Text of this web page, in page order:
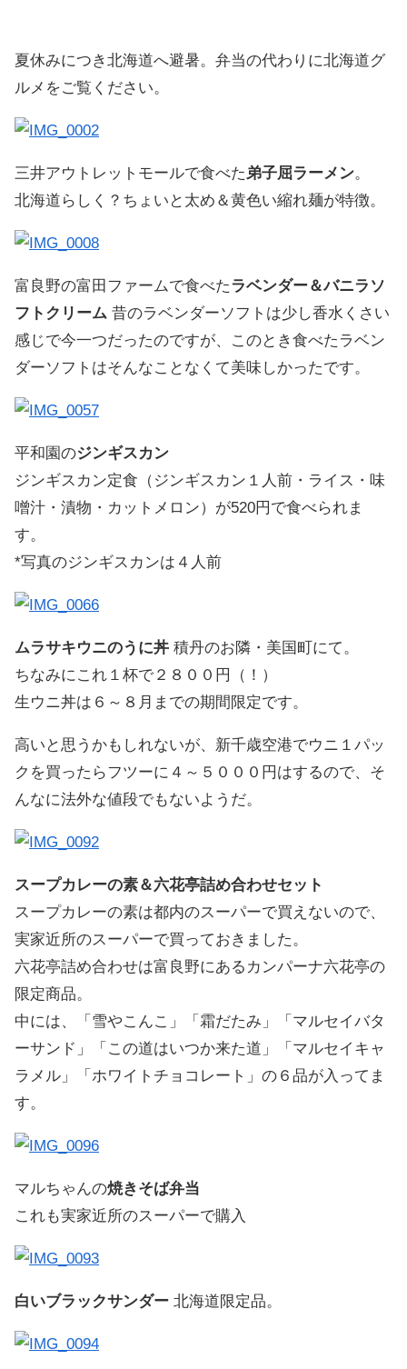
夏休みにつき北海道へ避暑。弁当の代わりに北海道グ
ルメをご覧ください。
三井アウトレットモールで食べた弟子屈ラーメン。
北海道らしく？ちょいと太め＆黄色い縮れ麺が特徴。
富良野の富田ファームで食べたラベンダー＆バニラソ
フトクリーム 昔のラベンダーソフトは少し香水くさい
感じで今一つだったのですが、このとき食べたラベン
ダーソフトはそんなことなくて美味しかったです。
平和園のジンギスカン
ジンギスカン定食（ジンギスカン１人前・ライス・味
噌汁・漬物・カットメロン）が520円で食べられま
す。
*写真のジンギスカンは４人前
ムラサキウニのうに丼 積丹のお隣・美国町にて。
ちなみにこれ１杯で２８００円（！）
生ウニ丼は６～８月までの期間限定です。
高いと思うかもしれないが、新千歳空港でウニ１パッ
クを買ったらフツーに４～５０００円はするので、そ
んなに法外な値段でもないようだ。
スープカレーの素＆六花亭詰め合わせセット
スープカレーの素は都内のスーパーで買えないので、
実家近所のスーパーで買っておきました。
六花亭詰め合わせは富良野にあるカンパーナ六花亭の
限定商品。
中には、「雪やこんこ」「霜だたみ」「マルセイバタ
ーサンド」「この道はいつか来た道」「マルセイキャ
ラメル」「ホワイトチョコレート」の６品が入ってま
す。
マルちゃんの焼きそば弁当
これも実家近所のスーパーで購入
白いブラックサンダー 北海道限定品。